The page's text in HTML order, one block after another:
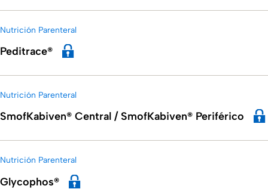
Nutrición Parenteral
Peditrace®
Nutrición Parenteral
SmofKabiven® Central / SmofKabiven® Periférico
Nutrición Parenteral
Glycophos®